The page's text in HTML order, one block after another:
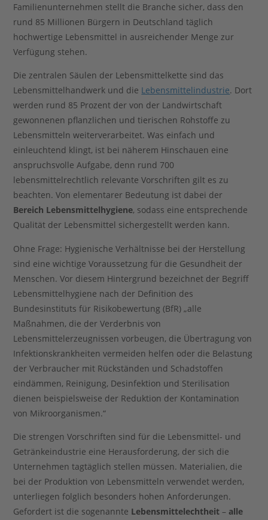
Familienunternehmen stellt die Branche sicher, dass den
rund 85 Millionen Bürgern in Deutschland täglich
hochwertige Lebensmittel in ausreichender Menge zur
Verfügung stehen.
Die zentralen Säulen der Lebensmittelkette sind das
Lebensmittelhandwerk und die Lebensmittelindustrie. Dort
werden rund 85 Prozent der von der Landwirtschaft
gewonnenen pflanzlichen und tierischen Rohstoffe zu
Lebensmitteln weiterverarbeitet. Was einfach und
einleuchtend klingt, ist bei näherem Hinschauen eine
anspruchsvolle Aufgabe, denn rund 700
lebensmittelrechtlich relevante Vorschriften gilt es zu
beachten. Von elementarer Bedeutung ist dabei der
Bereich Lebensmittelhygiene, sodass eine entsprechende
Qualität der Lebensmittel sichergestellt werden kann.
Ohne Frage: Hygienische Verhältnisse bei der Herstellung
sind eine wichtige Voraussetzung für die Gesundheit der
Menschen. Vor diesem Hintergrund bezeichnet der Begriff
Lebensmittelhygiene nach der Definition des
Bundesinstituts für Risikobewertung (BfR) „alle
Maßnahmen, die der Verderbnis von
Lebensmittelerzeugnissen vorbeugen, die Übertragung von
Infektionskrankheiten vermeiden helfen oder die Belastung
der Verbraucher mit Rückständen und Schadstoffen
eindämmen, Reinigung, Desinfektion und Sterilisation
dienen beispielsweise der Reduktion der Kontamination
von Mikroorganismen.“
Die strengen Vorschriften sind für die Lebensmittel- und
Getränkeindustrie eine Herausforderung, der sich die
Unternehmen tagtäglich stellen müssen. Materialien, die
bei der Produktion von Lebensmitteln verwendet werden,
unterliegen folglich besonders hohen Anforderungen.
Gefordert ist die sogenannte Lebensmittelechtheit– alle